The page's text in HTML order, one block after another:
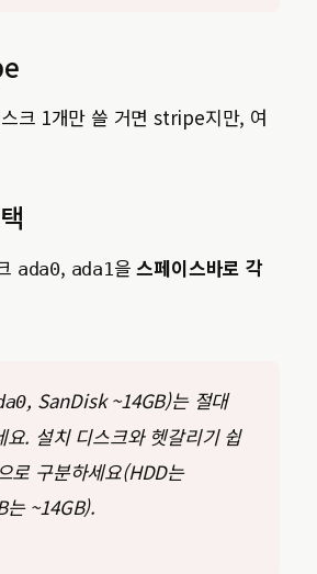
크 1개만 쓸 거면 stripe지만, 여
ada0, ada1을스페이스바로 각
, SanDisk ~14GB)는 절대
요. 설치 디스크와 헷갈리기 쉽
로 구분하세요(HDD는
는 ~14GB).